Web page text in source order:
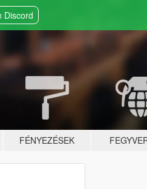
Discord
FÉNYEZÉSEK